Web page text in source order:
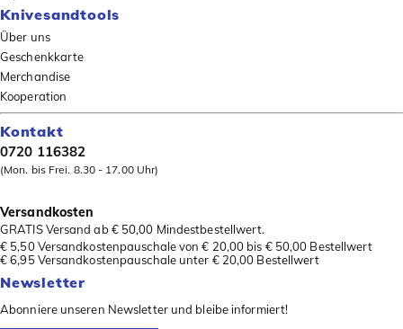
Knivesandtools
Über uns
Geschenkkarte
Merchandise
Kooperation
Kontakt
0720 116382
(Mon. bis Frei. 8.30 - 17.00 Uhr)
Versandkosten
GRATIS Versand ab € 50,00 Mindestbestellwert.
€ 5,50 Versandkostenpauschale von € 20,00 bis € 50,00 Bestellwert
€ 6,95 Versandkostenpauschale unter € 20,00 Bestellwert
Newsletter
Abonniere unseren Newsletter und bleibe informiert!